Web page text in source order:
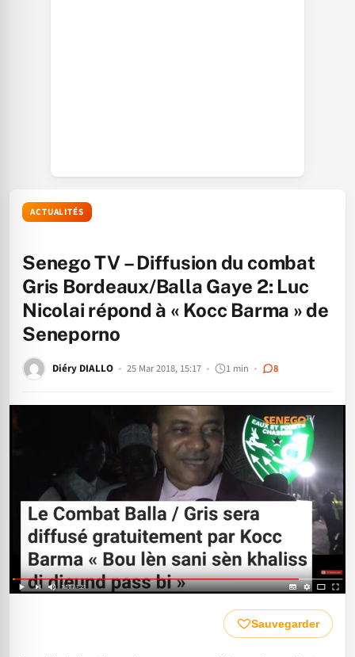
ACTUALITÉS
Senego TV – Diffusion du combat
Gris Bordeaux/Balla Gaye 2: Luc
Nicolai répond à « Kocc Barma » de
Seneporno
Diéry DIALLO 25 Mar 2018, 15:17 1 min 8
Sauvegarder